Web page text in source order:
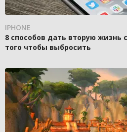
IPHONE
8 способов дать вторую жизнь
того чтобы выбросить